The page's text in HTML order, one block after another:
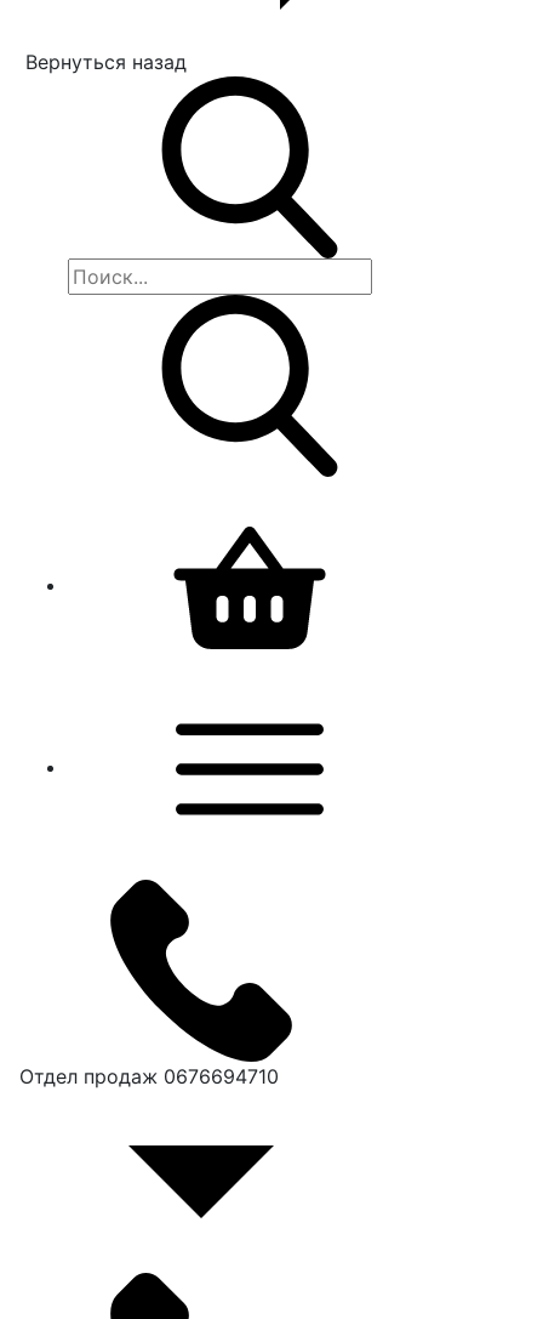
Вернуться назад
Отдел продаж 0676694710